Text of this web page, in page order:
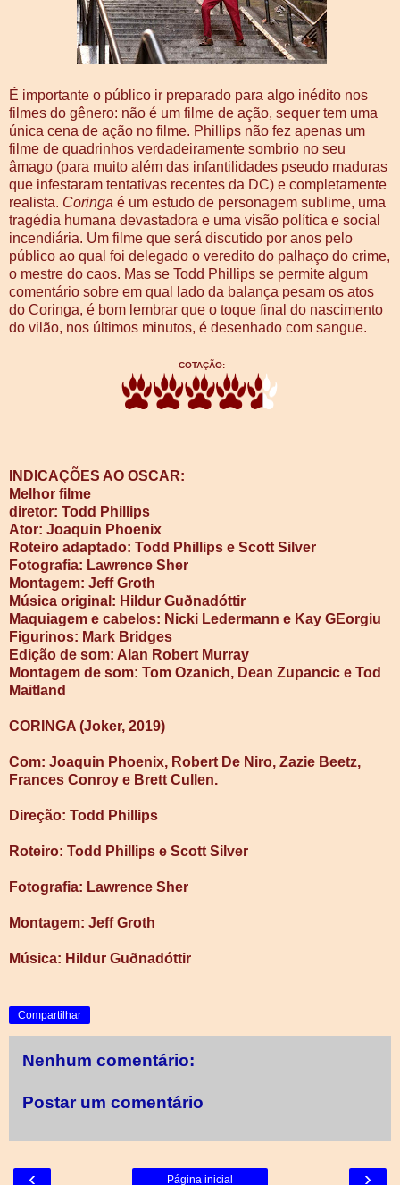
É importante o público ir preparado para algo inédito nos
filmes do gênero: não é um filme de ação, sequer tem uma
única cena de ação no filme. Phillips não fez apenas um
filme de quadrinhos verdadeiramente sombrio no seu
âmago (para muito além das infantilidades pseudo maduras
que infestaram tentativas recentes da DC) e completamente
realista. Coringa é um estudo de personagem sublime, uma
tragédia humana devastadora e uma visão política e social
incendiária. Um filme que será discutido por anos pelo
público ao qual foi delegado o veredito do palhaço do crime,
o mestre do caos. Mas se Todd Phillips se permite algum
comentário sobre em qual lado da balança pesam os atos
do Coringa, é bom lembrar que o toque final do nascimento
do vilão, nos últimos minutos, é desenhado com sangue.
COTAÇÃO:
INDICAÇÕES AO OSCAR:
Melhor filme
diretor: Todd Phillips
Ator: Joaquin Phoenix
Roteiro adaptado: Todd Phillips e Scott Silver
Fotografia: Lawrence Sher
Montagem: Jeff Groth
Música original: Hildur Guðnadóttir
Maquiagem e cabelos: Nicki Ledermann e Kay GEorgiu
Figurinos: Mark Bridges
Edição de som: Alan Robert Murray
Montagem de som: Tom Ozanich, Dean Zupancic e Tod
Maitland
CORINGA (Joker, 2019)
Com: Joaquin Phoenix, Robert De Niro, Zazie Beetz,
Frances Conroy e Brett Cullen.
Direção: Todd Phillips
Roteiro: Todd Phillips e Scott Silver
Fotografia: Lawrence Sher
Montagem: Jeff Groth
Música: Hildur Guðnadóttir
Compartilhar
Nenhum comentário:
Postar um comentário
‹ ›
Página inicial